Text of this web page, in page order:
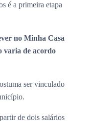
é a primeira etapa
no Minha Casa
varia de acordo
ser vinculado
de dois salários